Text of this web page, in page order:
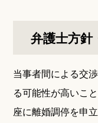
弁護士方針
当事者間による交
る可能性が高いこ
座に離婚調停を申